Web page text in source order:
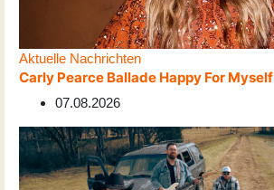
Aktuelle Nachrichten
Carly Pearce Ballade Happy For Myself
07.08.2026